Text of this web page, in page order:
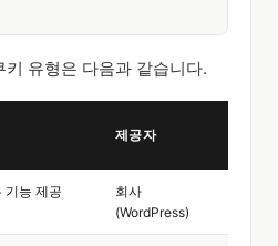
유형은 다음과 같습니다.
제공자
기능 제공
회사
(WordPress)